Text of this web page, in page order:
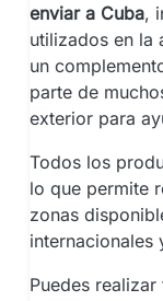
enviar a Cuba,
utilizados en la
un
parte de
exterior para
Todos los
lo que permite
zonas
internacionales
Puedes